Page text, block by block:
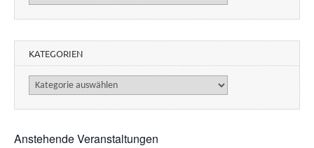
KATEGORIEN
Kategorien
Anstehende Veranstaltungen